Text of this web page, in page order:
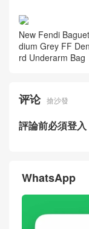
er Handmade
Handbag
e Leather
ited States
搶沙發